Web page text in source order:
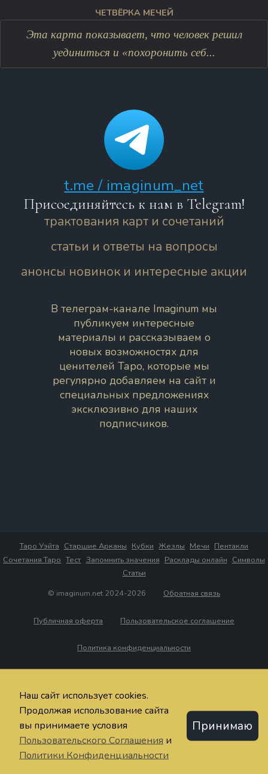
ЧЕТВЁРКА МЕЧЕЙ
Эта карта показывает, что человек решил
уединиться и «похоронить себ...
t.me / imaginum_net
Присоединяйтесь к нам в Telegram!
трактования карт и сочетаний
статьи и ответы на вопросы
анонсы новинок и интересные акции
В телеграм-канале Imaginum мы
публикуем интересные
материалы и рассказываем о
новых возможностях для
ценителей Таро, которые мы
регулярно добавляем на сайт и
специальных предложениях
эксклюзивно для наших
подписчиков.
Таро Уэйта Старшие Арканы Кубки Жезлы Мечи Пентакли
Сочетания Таро Тест Запомнить значения Расклады онлайн Символы
Статьи
© imaginum.net 2024-2026
Обратная связь
Публичная оферта Пользовательское соглашение
Политика конфиденциальности
Наш сайт использует cookies.
Продолжая использование сайта
вы принимаете условия
Пользовательского Соглашения и
Политики Конфиденциальности
Принимаю